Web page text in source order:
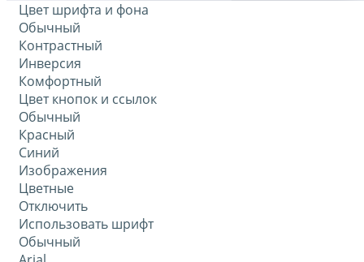
Цвет шрифта и фона
Обычный
Контрастный
Инверсия
Комфортный
Цвет кнопок и ссылок
Обычный
Красный
Синий
Изображения
Цветные
Отключить
Использовать шрифт
Обычный